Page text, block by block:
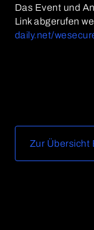
Das Event und
Link abgerufen
daily.net/
Zur Übersicht